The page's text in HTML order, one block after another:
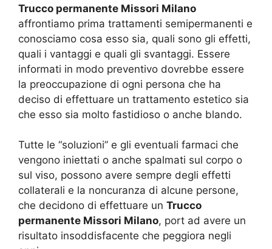
Trucco permanente Missori Milano
affrontiamo prima trattamenti semipermanenti e
conosciamo cosa esso sia, quali sono gli effetti,
quali i vantaggi e quali gli svantaggi. Essere
informati in modo preventivo dovrebbe essere
la preoccupazione di ogni persona che ha
deciso di effettuare un trattamento estetico sia
che esso sia molto fastidioso o anche blando.
Tutte le “soluzioni” e gli eventuali farmaci che
vengono iniettati o anche spalmati sul corpo o
sul viso, possono avere sempre degli effetti
collaterali e la noncuranza di alcune persone,
che decidono di effettuare un Trucco
permanente Missori Milano, port ad avere un
risultato insoddisfacente che peggiora negli